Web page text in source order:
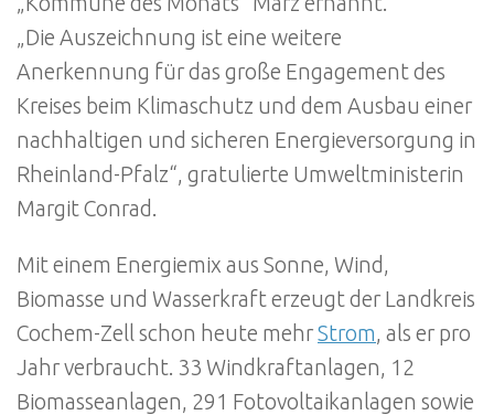
„Die Auszeichnung ist eine weitere
Anerkennung für das große Engagement des
Kreises beim Klimaschutz und dem Ausbau einer
nachhaltigen und sicheren Energieversorgung in
Rheinland-Pfalz“, gratulierte Umweltministerin
Margit Conrad.
Mit einem Energiemix aus Sonne, Wind,
Biomasse und Wasserkraft erzeugt der Landkreis
Cochem-Zell schon heute mehrStrom, als er pro
Jahr verbraucht. 33 Windkraftanlagen, 12
Biomasseanlagen, 291 Fotovoltaikanlagen sowie